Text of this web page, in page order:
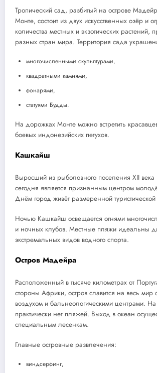
Тропический сад, разбитый на острове
Монте, состоит из двух искусственных озёр и
количества местных и экзотических растений,
разных стран мира. Территория сада
многочисленными скульптурами,
квадратными камнями,
фонарями,
статуями Будды.
На дорожках Монте можно встретить
боевых индонезийских петухов.
Кашкайш
Выросший из рыболовного поселения XII
сегодня является признанным центром
Днём город живёт размеренной
Ночью Кашкайш освещается огнями
и ночных клубов. Местные пляжи идеальны
экстремальных видов водного спорта.
Остров Мадейра
Расположенный в тысяче километрах от
стороны Африки, остров славится на весь мир
воздухом и бальнеологическими центрами.
практически нет пляжей. Выход в океан
специальным лесенкам.
Главные островные развлечения:
виндсерфинг,